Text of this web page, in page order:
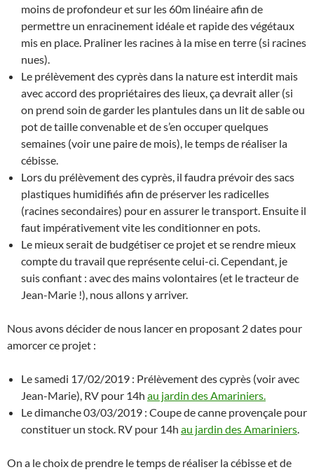
moins de profondeur et sur les 60m linéaire afin de
permettre un enracinement idéale et rapide des végétaux
mis en place. Praliner les racines à la mise en terre (si racines
nues).
Le prélèvement des cyprès dans la nature est interdit mais
avec accord des propriétaires des lieux, ça devrait aller (si
on prend soin de garder les plantules dans un lit de sable ou
pot de taille convenable et de s’en occuper quelques
semaines (voir une paire de mois), le temps de réaliser la
cébisse.
Lors du prélèvement des cyprès, il faudra prévoir des sacs
plastiques humidifiés afin de préserver les radicelles
(racines secondaires) pour en assurer le transport. Ensuite il
faut impérativement vite les conditionner en pots.
Le mieux serait de budgétiser ce projet et se rendre mieux
compte du travail que représente celui-ci. Cependant, je
suis confiant : avec des mains volontaires (et le tracteur de
Jean-Marie !), nous allons y arriver.
Nous avons décider de nous lancer en proposant 2 dates pour
amorcer ce projet :
Le samedi 17/02/2019 : Prélèvement des cyprès (voir avec
Jean-Marie), RV pour 14h au jardin des Amariniers.
Le dimanche 03/03/2019 : Coupe de canne provençale pour
constituer un stock. RV pour 14h au jardin des Amariniers.
On a le choix de prendre le temps de réaliser la cébisse et de